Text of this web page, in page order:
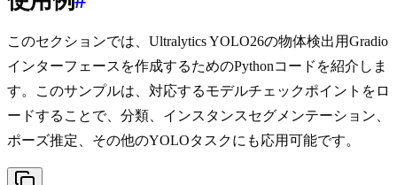
このセクションでは、Ultralytics YOLO26の物体検出用Gradio
インターフェースを作成するためのPythonコードを紹介しま
す。このサンプルは、対応するモデルチェックポイントをロ
ードすることで、分類、インスタンスセグメンテーション、
ポーズ推定、その他のYOLOタスクにも応用可能です。